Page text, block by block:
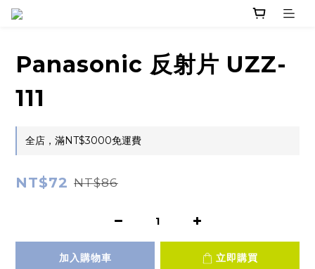
Panasonic 反射片 UZZ-
111
全店，滿NT$3000免運費
NT$72 NT$86
加入購物車 立即購買